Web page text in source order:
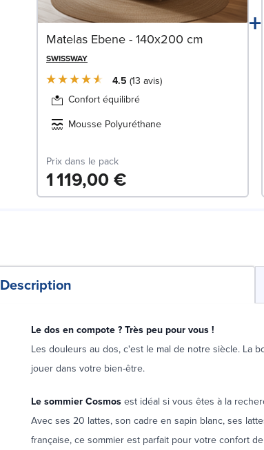
Matelas Ebene - 140x200 cm
SWISSWAY
4.5 13 avis
Confort équilibré
Mousse Polyuréthane
Prix dans le pack
1 119,00 €
+
Description
Le dos en compote ? Très peu pour vous !
Les douleurs au dos, c'est le mal de notre siècle. La
jouer dans votre bien-être.
Le sommier Cosmosest idéal si vous êtes à la
Avec ses 20 lattes, son cadre en sapin blanc, ses
française, ce sommier est parfait pour votre confort